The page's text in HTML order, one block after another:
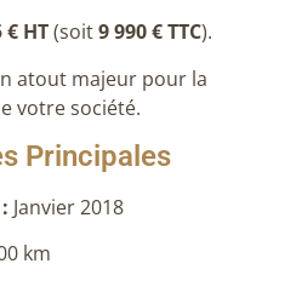
HT(soit9 990 € TTC).
atout majeur pour la
votre société.
Principales
Janvier 2018
km